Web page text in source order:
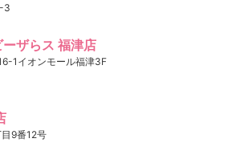
3
ーザらス 福津店
1イオンモール福津3F
9番12号